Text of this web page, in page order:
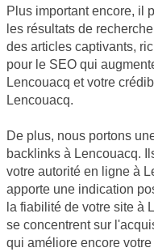
Plus important encore, il
les résultats de
des articles captivants,
pour le SEO qui
Lencouacq et votre
Lencouacq.
De plus, nous portons
backlinks à Lencouacq.
votre autorité en ligne à
apporte une indication
la fiabilité de votre site à
se concentrent sur
qui améliore encore